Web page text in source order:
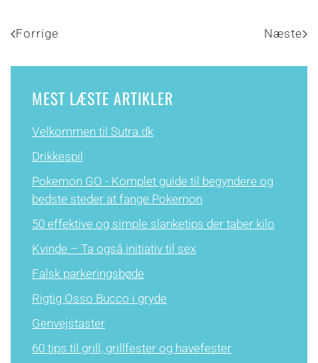
Forrige Næste
MEST LÆSTE ARTIKLER
Velkommen til Sutra.dk
Drikkespil
Pokemon GO - Komplet guide til begyndere og
bedste steder at fange Pokemon
50 effektive og simple slanketips der taber kilo
Kvinde – Ta også initiativ til sex
Falsk parkeringsbøde
Rigtig Osso Bucco i gryde
Genvejstaster
60 tips til grill, grillfester og havefester